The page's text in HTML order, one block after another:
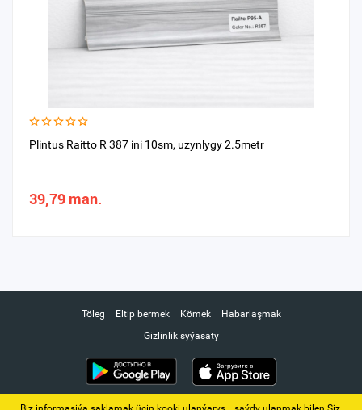
Plintus Raitto R 387 ini 10sm, uzynlygy 2.5metr
39,79 man.
Töleg Eltip bermek Kömek
Habarlaşmak
Gizlinlik syýasaty